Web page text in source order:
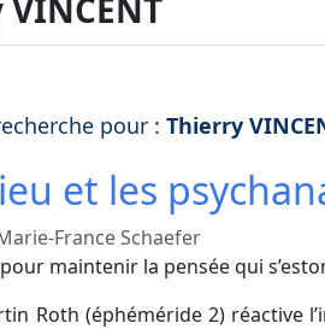
pour : Thierry
et les
France Schaefer
maintenir la pensée qui
Roth (éphéméride 2) réactive